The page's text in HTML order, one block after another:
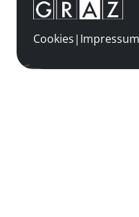
Cookies| Impressum